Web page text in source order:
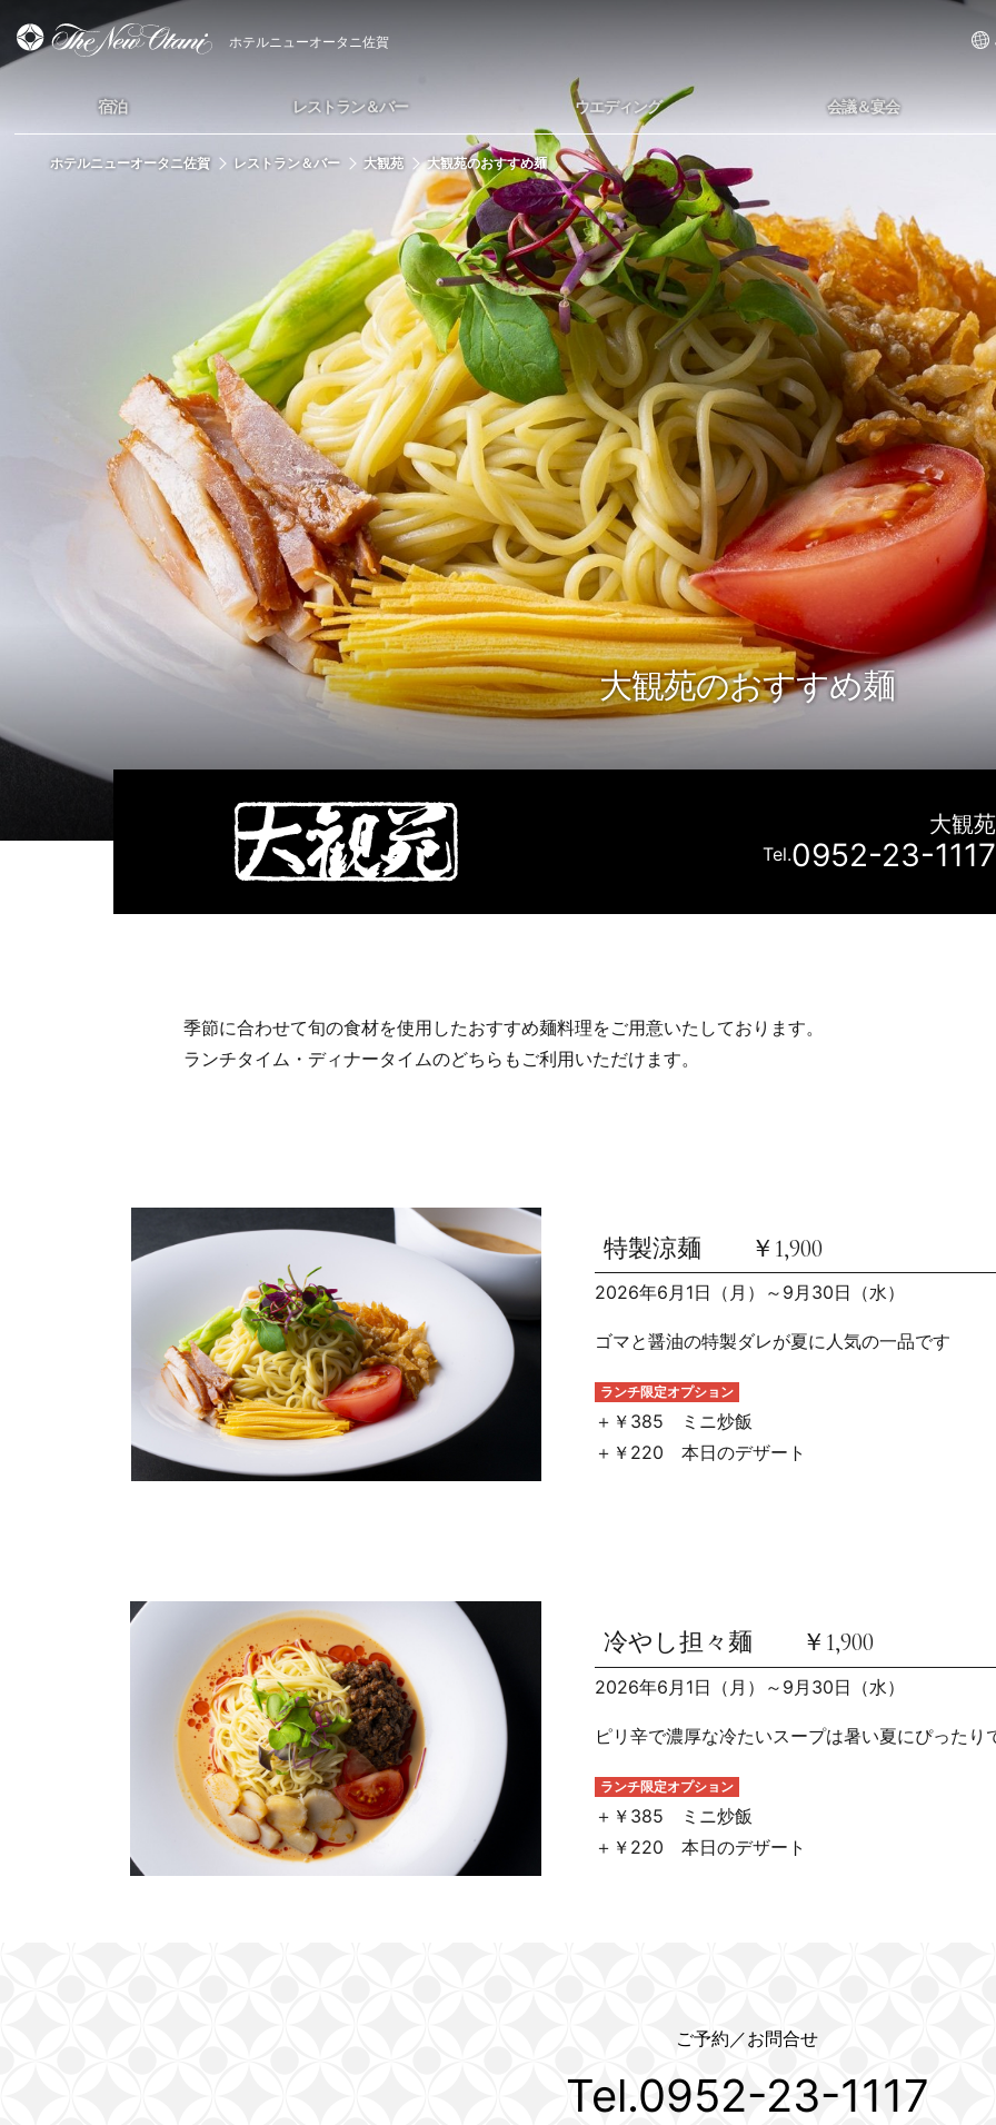
ホテルニューオータニ佐賀
宿泊 レストラン＆バー ウエディング 会議＆宴会
ホテルニューオータニ佐賀 レストラン＆バー 大観苑 大観苑のおすすめ麺
大観苑のおすすめ麺
大観苑
Tel.0952-23-1117
季節に合わせて旬の食材を使用したおすすめ麺料理をご用意いたしております。
ランチタイム・ディナータイムのどちらもご利用いただけます。
特製涼麺 ￥1,900
2026年6月1日（月）～9月30日（水）
ゴマと醤油の特製ダレが夏に人気の一品です
ランチ限定オプション
＋￥385 ミニ炒飯
＋￥220 本日のデザート
冷やし担々麺 ￥1,900
2026年6月1日（月）～9月30日（水）
ピリ辛で濃厚な冷たいスープは暑い夏にぴったり
ランチ限定オプション
＋￥385 ミニ炒飯
＋￥220 本日のデザート
ご予約／お問合せ
Tel.0952-23-1117